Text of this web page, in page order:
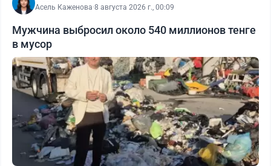
Асель Каженова·8 августа 2026 г., 00:09
Мужчина выбросил около 540 миллионов тенге
в мусор